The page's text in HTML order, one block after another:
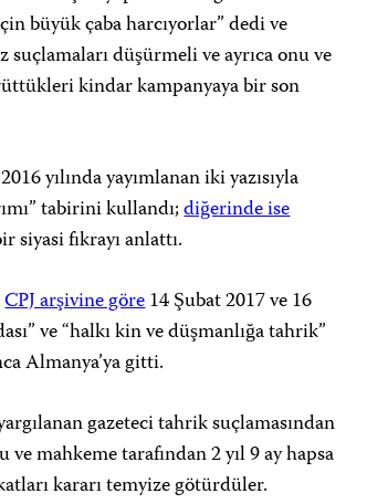
büyük çaba harcıyorlar” dedi ve
düşürmeli ve ayrıca onu ve
kindar kampanyaya bir son
yılında yayımlanan iki yazısıyla
tabirini kullandı;diğerinde ise
fıkrayı anlattı.
CPJ arşivine göre14 Şubat 2017 ve 16
ve “halkı kin ve düşmanlığa tahrik”
Almanya’ya gitti.
gazeteci tahrik suçlamasından
mahkeme tarafından 2 yıl 9 ay hapsa
kararı temyize götürdüler.